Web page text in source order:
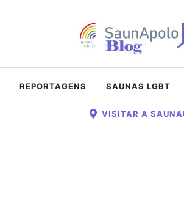
REPORTAGENS SAUNAS LGBT
VISITAR A SAUNA